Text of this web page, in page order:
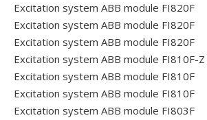
Excitation system ABB module FI820F
Excitation system ABB module FI820F
Excitation system ABB module FI820F
Excitation system ABB module FI810F-Z
Excitation system ABB module FI810F
Excitation system ABB module FI810F
Excitation system ABB module FI803F